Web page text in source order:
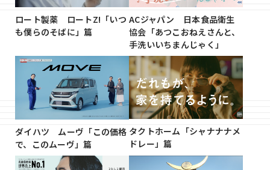
ロート製薬 ロートZ!「いつ
も僕らのそばに」篇
ACジャパン 日本食品衛生
協会「あつこおねえさんと、
手洗いいちまんじゃく」
ダイハツ ムーヴ「この価格
で、このムーヴ」篇
タクトホーム「シャナナナメ
ドレー」篇